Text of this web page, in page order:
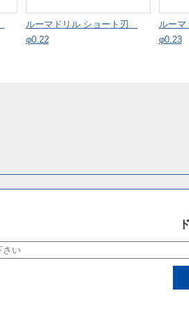
ルーマドリル ショート刃
φ0.22
ルー
φ0.23